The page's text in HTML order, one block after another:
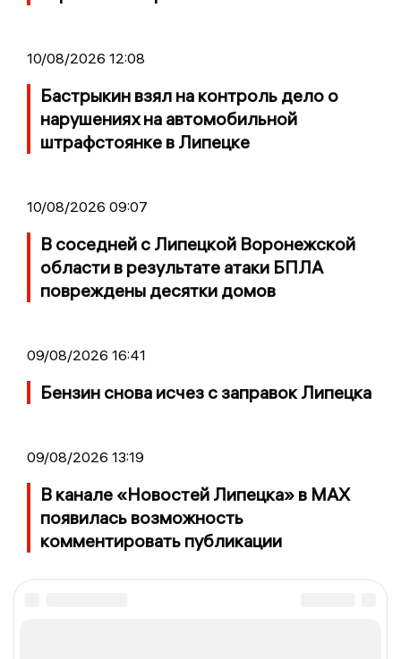
10/08/2026 12:08
Бастрыкин взял на контроль дело о
нарушениях на автомобильной
штрафстоянке в Липецке
10/08/2026 09:07
В соседней с Липецкой Воронежской
области в результате атаки БПЛА
повреждены десятки домов
09/08/2026 16:41
Бензин снова исчез с заправок Липецка
09/08/2026 13:19
В канале «Новостей Липецка» в MAX
появилась возможность
комментировать публикации